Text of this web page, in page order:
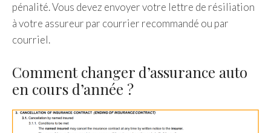
pénalité. Vous devez envoyer votre lettre de résiliation
à votre assureur par courrier recommandé ou par
courriel.
Comment changer d’assurance auto
en cours d’année ?